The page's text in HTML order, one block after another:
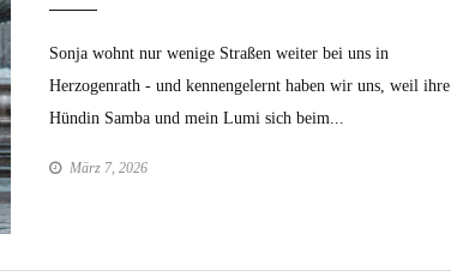
Sonja wohnt nur wenige Straßen weiter bei uns in
Herzogenrath - und kennengelernt haben wir uns, weil ihre
Hündin Samba und mein Lumi sich beim...
März 7, 2026